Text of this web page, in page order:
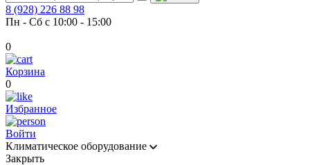
8 (928) 226 88 98
Пн - Сб с 10:00 - 15:00
0
Корзина
0
Избранное
Войти
Климатическое оборудование
Закрыть